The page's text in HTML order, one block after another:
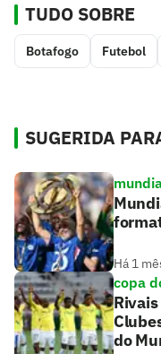
TUDO SOBRE
Botafogo Futebol
SUGERIDA
Há 1
copa
do